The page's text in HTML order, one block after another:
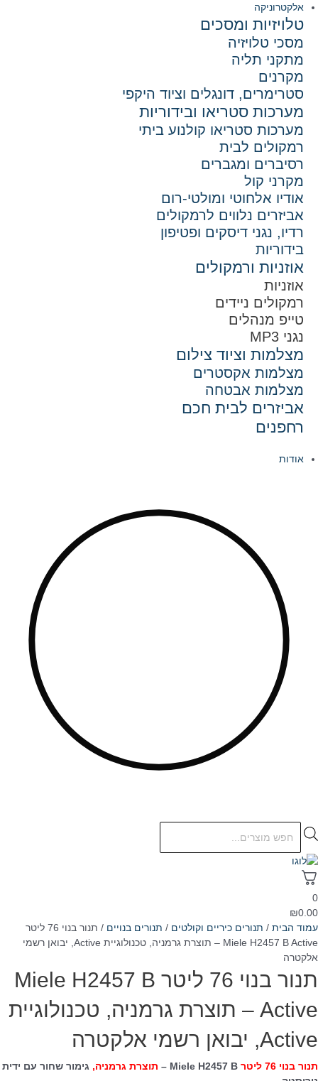
אלקטרוניקה
טלויזיות ומסכים
מסכי טלויזיה
מתקני תליה
מקרנים
סטרימרים, דונגלים וציוד היקפי
מערכות סטריאו ובידוריות
מערכות סטריאו קולנוע ביתי
רמקולים לבית
רסיברים ומגברים
מקרני קול
אודיו אלחוטי ומולטי-רום
אביזרים נלווים לרמקולים
רדיו, נגני דיסקים ופטיפון
בידוריות
אוזניות ורמקולים
אוזניות
רמקולים ניידים
טייפ מנהלים
נגני MP3
מצלמות וציוד צילום
מצלמות אקסטרים
מצלמות אבטחה
אביזרים לבית חכם
רחפנים
אודות
search
0
₪0.00
עמוד הבית / תנורים כיריים וקולטים / תנורים בנויים
/ תנור בנוי 76 ליטר
Miele H2457 B Active – תוצרת גרמניה, טכנולוגיית Active, יבואן רשמי
אלקטרה
תנור בנוי 76 ליטר Miele H2457 B
Active – תוצרת גרמניה, טכנולוגיית
Active, יבואן רשמי אלקטרה
תנור בנוי 76 ליטר תוצרת גרמניה, גימור שחור עם ידית